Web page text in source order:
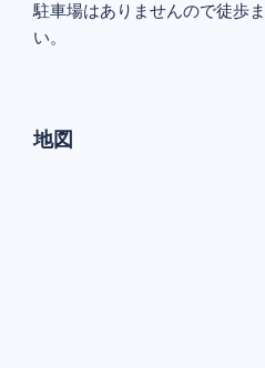
駐車場はありませんので徒歩
い。
地図